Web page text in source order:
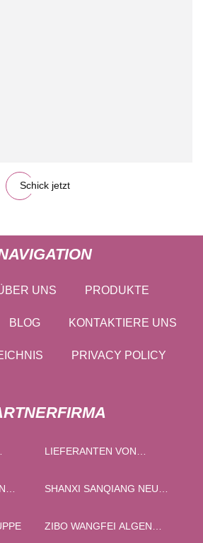
Schick jetzt
UNS PRODUKTE
BLOG KONTAKTIERE UNS
PRIVACY POLICY
LIEFERANTEN VON
AUS CHINA
SHANXI SANQIANG NEU
GRUPPE
ZIBO WANGFEI ALGEN